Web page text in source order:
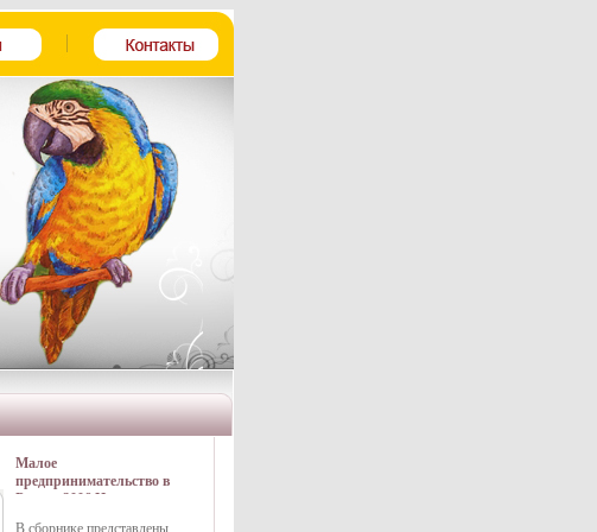
Малое
предпринимательство в
России 2006 Издательство:
В сборнике представлены